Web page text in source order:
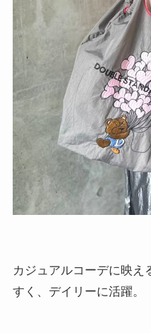
カジュアルコーデに映え
すく、デイリーに活躍。